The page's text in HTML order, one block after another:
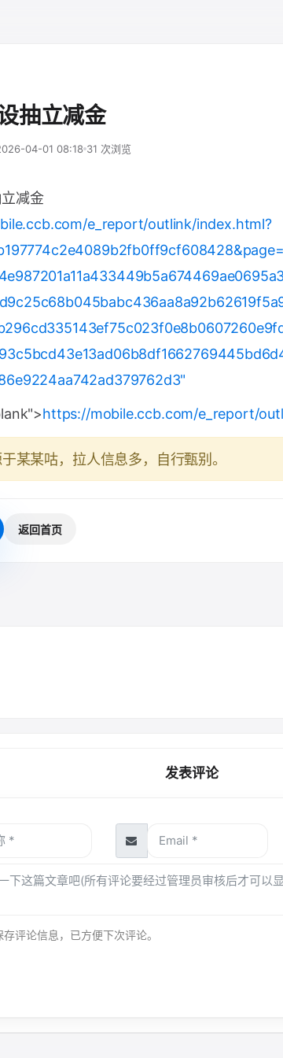
抽立减金
04-01 08:18 31 次浏览
减金
e_report/outlink/index.html?
https://mobile.ccb.com/e_report/
某某咕，拉人信息多，自行甄别。
返回首页
发表评论
评论信息，已方便下次评论。